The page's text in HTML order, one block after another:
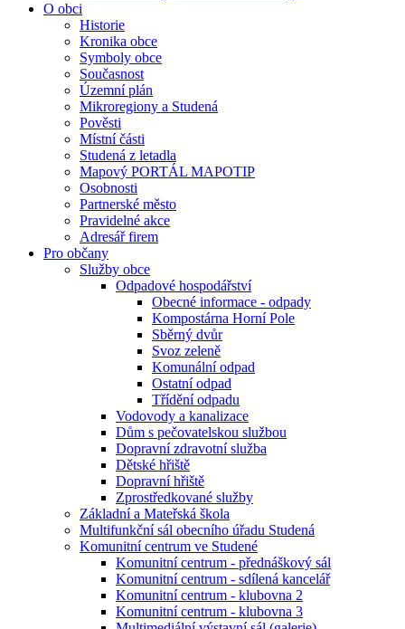
O obci
Historie
Kronika obce
Symboly obce
Současnost
Územní plán
Mikroregiony a Studená
Pověsti
Místní části
Studená z letadla
Mapový PORTÁL MAPOTIP
Osobnosti
Partnerské město
Pravidelné akce
Adresář firem
Pro občany
Služby obce
Odpadové hospodářství
Obecné informace - odpady
Kompostárna Horní Pole
Sběrný dvůr
Svoz zeleně
Komunální odpad
Ostatní odpad
Třídění odpadu
Vodovody a kanalizace
Dům s pečovatelskou službou
Dopravní zdravotní služba
Dětské hřiště
Dopravní hřiště
Zprostředkované služby
Základní a Mateřská škola
Multifunkční sál obecního úřadu Studená
Komunitní centrum ve Studené
Komunitní centrum - přednáškový sál
Komunitní centrum - sdílená kancelář
Komunitní centrum - klubovna 2
Komunitní centrum - klubovna 3